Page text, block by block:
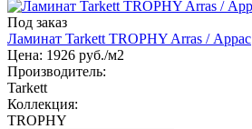
Под заказ
Ламинат Tarkett TROPHY Arras / Аррас
Цена: 1926 руб./м2
Производитель:
Tarkett
Коллекция:
TROPHY